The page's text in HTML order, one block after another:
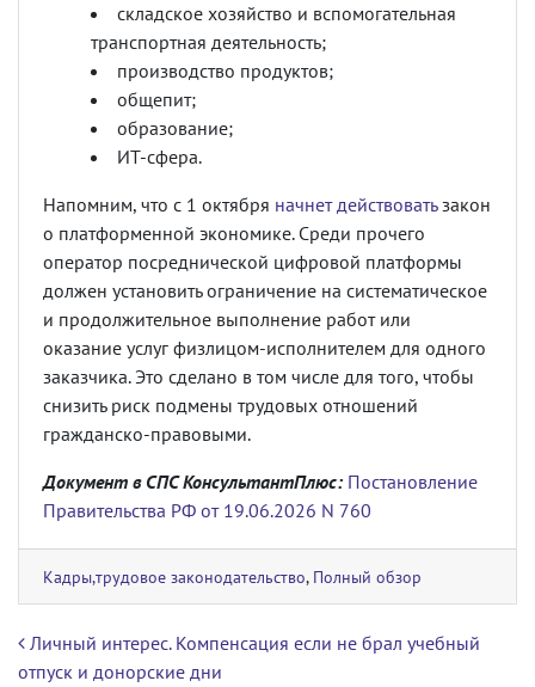
складское хозяйство и вспомогательная
транспортная деятельность;
производство продуктов;
общепит;
образование;
ИТ-сфера.
Напомним, что с 1 октября начнет действоватьзакон
о платформенной экономике. Среди прочего
оператор посреднической цифровой платформы
должен установить ограничение на систематическое
и продолжительное выполнение работ или
оказание услуг физлицом-исполнителем для одного
заказчика. Это сделано в том числе для того, чтобы
снизить риск подмены трудовых отношений
гражданско-правовыми.
Документ в СПС КонсультантПлюс: Постановление
Правительства РФ от 19.06.2026 N 760
Кадры,трудовое законодательство, Полный обзор
Навигация по записям
Личный интерес. Компенсация если не брал учебный
отпуск и донорские дни